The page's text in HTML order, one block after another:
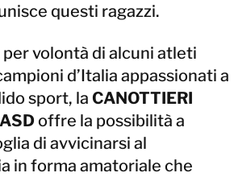
questi ragazzi.
volontà di alcuni atleti
d’Italia appassionati a
sport, la CANOTTIERI
offre la possibilità a
di avvicinarsi al
in forma amatoriale che